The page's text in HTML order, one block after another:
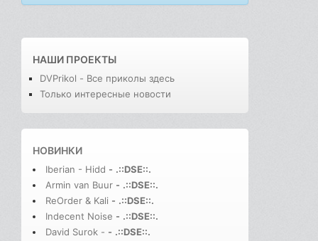
НАШИ ПРОЕКТЫ
DVPrikol - Все приколы здесь
Только интересные новости
НОВИНКИ
Iberian - Hidd - .::DSE::.
Armin van Buur - .::DSE::.
ReOrder & Kali - .::DSE::.
Indecent Noise - .::DSE::.
David Surok - - .::DSE::.